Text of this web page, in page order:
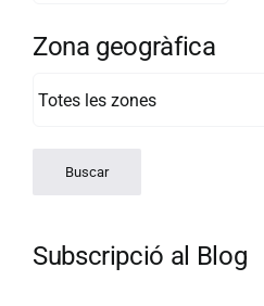
Zona geogràfica
Subscripció al Blog